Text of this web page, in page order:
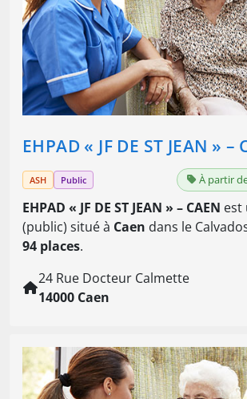
EHPAD « JF DE ST JEAN » –
ASH Public À partir
EHPAD « JF DE ST JEAN » – CAEN est
(public) situé à Caen dans le
94 places.
24 Rue Docteur Calmette
14000 Caen